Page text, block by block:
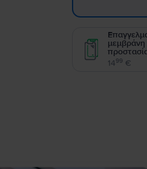
μεμβράνη
1499 €